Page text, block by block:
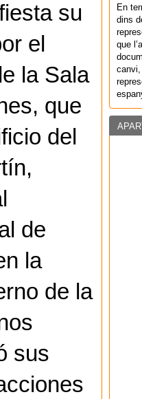
su
el
la Sala
que
del
de
la
de la
sus
En
dins
que
canvi,